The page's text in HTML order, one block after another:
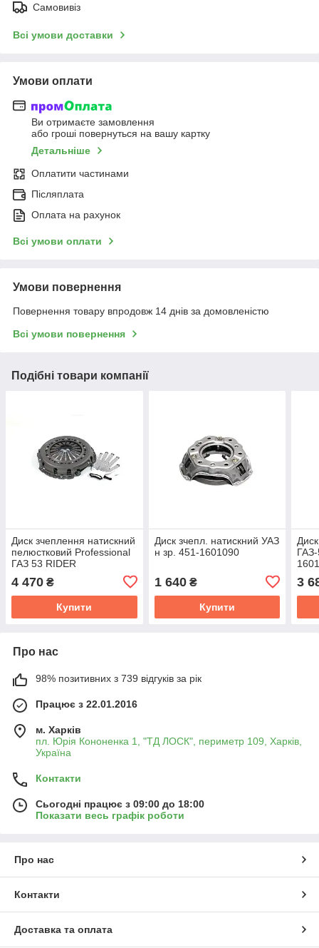
Самовивіз
Всі умови доставки
Умови оплати
Ви отримаєте замовлення
або гроші повернуться на вашу картку
Детальніше
Оплатити частинами
Післяплата
Оплата на рахунок
Всі умови оплати
Умови повернення
Повернення товару впродовж 14 днів за домовленістю
Всі умови повернення
Подібні товари компанії
Диск зчеплення натискний
пелюстковий Professional
ГАЗ 53 RIDER
4 470 ₴
Купити
Диск зчепл. натискний УАЗ
н зр. 451-1601090
1 640₴
Купити
3
Про нас
98% позитивних з 739 відгуків за рік
Працює з 22.01.2016
м. Харків
пл. Юрія Кононенка 1, "ТД ЛОСК", периметр 109, Харків,
Україна
Контакти
Сьогодні працює з 09:00 до 18:00
Показати весь графік роботи
Про нас
Контакти
Доставка та оплата